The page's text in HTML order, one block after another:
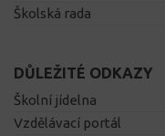
Školská rada
DŮLEŽITÉ ODKAZY
Školní jídelna
Vzdělávací portál